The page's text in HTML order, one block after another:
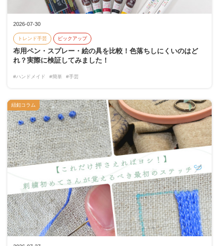
2026-07-30
トレンド手芸 ピックアップ
布用ペン・スプレー・絵の具を比較！色落ちしにくいのはど
れ？実際に検証してみました！
#ハンドメイド #簡単 #手芸
紐釦コラム